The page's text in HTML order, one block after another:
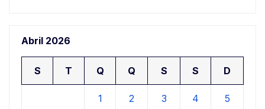
Abril 2026
S T Q Q S S D
1 2 3 4 5